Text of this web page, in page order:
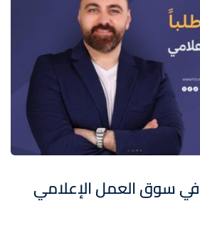
في سوق العمل الإعلامي